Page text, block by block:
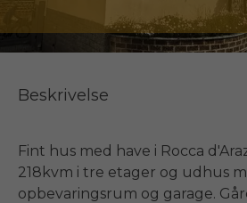
Beskrivelse
Fint hus med have i Rocca
218kvm i tre etager og udhus
opbevaringsrum og garage.